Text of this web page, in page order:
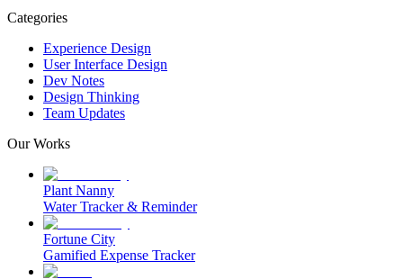
Categories
Experience Design
User Interface Design
Dev Notes
Design Thinking
Team Updates
Our Works
Plant Nanny
Water Tracker & Reminder
Fortune City
Gamified Expense Tracker